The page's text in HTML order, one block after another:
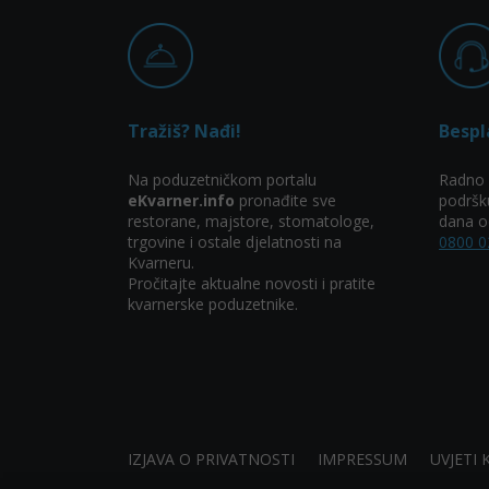
Tražiš? Nađi!
Na poduzetničkom portalu
eKvarner.info pronađite sve
restorane, majstore, stomatologe,
trgovine i ostale djelatnosti na
Kvarneru.
Pročitajte aktualne novosti i pratite
kvarnerske poduzetnike.
dana
0800
IZJAVA O PRIVATNOSTI IMPRESSUM UVJETI